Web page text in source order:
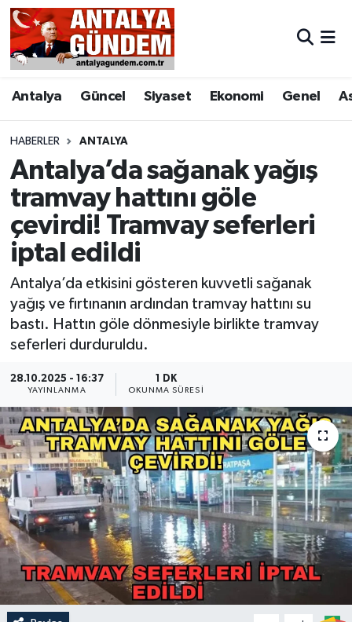
Antalya Güncel Siyaset Ekonomi Genel
HABERLER ANTALYA
Antalya’da sağanak yağış
tramvay hattını göle
çevirdi! Tramvay seferleri
iptal edildi
Antalya’da etkisini gösteren kuvvetli sağanak
yağış ve fırtınanın ardından tramvay hattını su
bastı. Hattın göle dönmesiyle birlikte tramvay
seferleri durduruldu.
28.10.2025 - 16:37
YAYINLANMA
1 DK
OKUNMA SÜRESI
Antalya
Asayiş
Bilim & Teknoloji
Bölge
EĞİTİM
Ekonomi
Genel
Görüntülü Haber
Güncel
Kültür & Sanat
Magazin
Resmi İlan
Sağlık & Yaşam
Siyaset
Antalya Nöbetçi Eczaneler
Antalya Hava Durumu
Antalya Namaz Vakitleri
Antalya Trafik Yoğunluk Haritası
Süper Lig Puan Durumu ve Fikstür
Tüm Manşetler
Son Dakika Haberleri
Haber Arşivi